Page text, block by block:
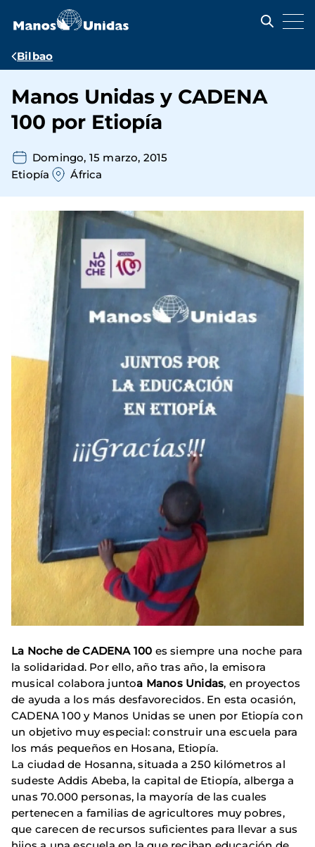
contenido
Ruta
navegación
Bilbao
Manos Unidas y CADENA
100 por Etiopía
Domingo, 15 marzo, 2015
Etiopía
África
La Noche de CADENA 100 es siempre una noche para
la solidaridad. Por ello, año tras año, la emisora
musical colabora juntoa Manos Unidas, en proyectos
de ayuda a los más desfavorecidos. En esta ocasión,
CADENA 100 y Manos Unidas se unen por Etiopía con
un objetivo muy especial: construir una escuela para
los más pequeños en Hosana, Etiopía.
La ciudad de Hosanna, situada a 250 kilómetros al
sudeste Addis Abeba, la capital de Etiopía, alberga a
unas 70.000 personas, la mayoría de las cuales
pertenecen a familias de agricultores muy pobres,
que carecen de recursos suficientes para llevar a sus